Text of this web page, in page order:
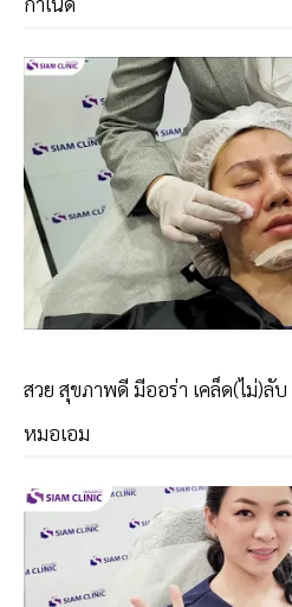
สวย สุขภาพดี มีออร่า เคล็ด(ไม่)ลั
หมอเอม